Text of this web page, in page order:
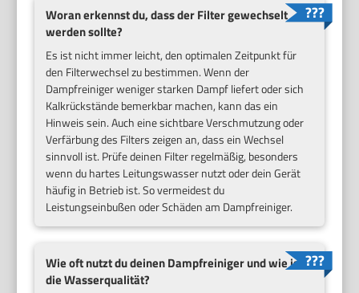
Woran erkennst du, dass der Filter gewechselt
werden sollte?
Es ist nicht immer leicht, den optimalen Zeitpunkt für
den Filterwechsel zu bestimmen. Wenn der
Dampfreiniger weniger starken Dampf liefert oder sich
Kalkrückstände bemerkbar machen, kann das ein
Hinweis sein. Auch eine sichtbare Verschmutzung oder
Verfärbung des Filters zeigen an, dass ein Wechsel
sinnvoll ist. Prüfe deinen Filter regelmäßig, besonders
wenn du hartes Leitungswasser nutzt oder dein Gerät
häufig in Betrieb ist. So vermeidest du
Leistungseinbußen oder Schäden am Dampfreiniger.
Wie oft nutzt du deinen Dampfreiniger und wie ist
die Wasserqualität?